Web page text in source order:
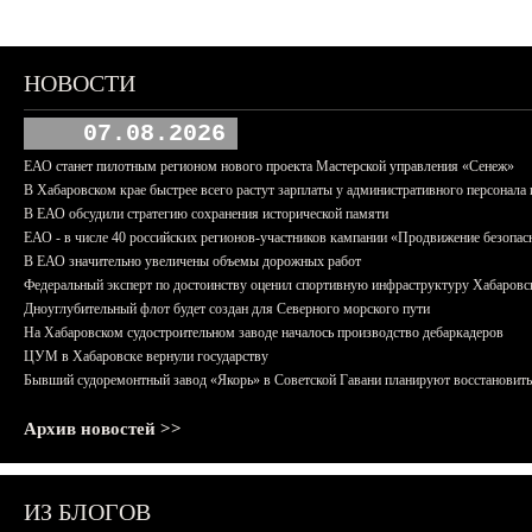
НОВОСТИ
07.08.2026
ЕАО станет пилотным регионом нового проекта Мастерской управления «Сенеж»
В Хабаровском крае быстрее всего растут зарплаты у административного персонала
В ЕАО обсудили стратегию сохранения исторической памяти
ЕАО - в числе 40 российских регионов-участников кампании «Продвижение
В ЕАО значительно увеличены объемы дорожных работ
Федеральный эксперт по достоинству оценил спортивную инфраструктуру
Дноуглубительный флот будет создан для Северного морского пути
На Хабаровском судостроительном заводе началось производство дебаркадеров
ЦУМ в Хабаровске вернули государству
Бывший судоремонтный завод «Якорь» в Советской Гавани планируют восстановить
Архив новостей >>
ИЗ БЛОГОВ